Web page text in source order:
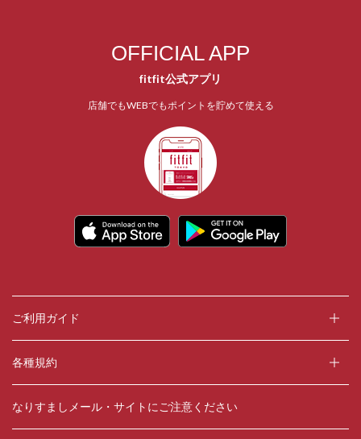
OFFICIAL APP
fitfit公式アプリ
店舗でもWEBでもポイントを貯めて使える
ご利用ガイド
各種規約
なりすましメール・サイトにご注意ください